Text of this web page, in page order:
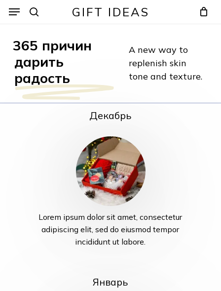
content
GIFT IDEAS
Menu
365 причин
дарить
радость
A new way to
replenish skin
tone and texture.
Декабрь
Lorem ipsum dolor sit amet, consectetur
adipiscing elit, sed do eiusmod tempor
incididunt ut labore.
Январь
Menu